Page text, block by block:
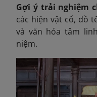
Gợi ý trải nghiệm
các hiện vật cổ, đồ
và văn hóa tâm
niệm.